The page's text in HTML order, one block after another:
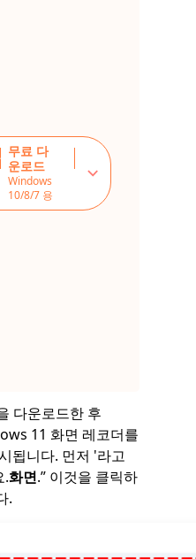
무료 다
운로드
Windows
10/8/7 용
다운로드한 후
11 화면 레코더를
됩니다. 먼저 '라고
.화면.” 이것을 클릭하
.